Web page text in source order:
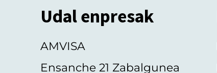
Udal enpresak
AMVISA
Ensanche 21 Zabalgunea